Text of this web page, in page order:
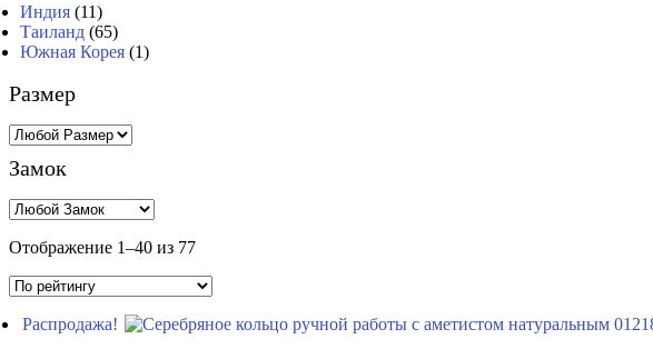
Индия (11)
Таиланд (65)
Южная Корея (1)
Размер
Замок
Отображение 1–40 из 77
Распродажа!